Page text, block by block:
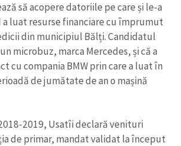
să acopere datoriile pe care și le-a
luat resurse financiare cu împrumut
din municipiul Bălți. Candidatul
microbuz, marca Mercedes, și că a
cu compania BMW prin care a luat în
de jumătate de an o mașină
2019, Usatîi declară venituri
de primar, mandat validat la început